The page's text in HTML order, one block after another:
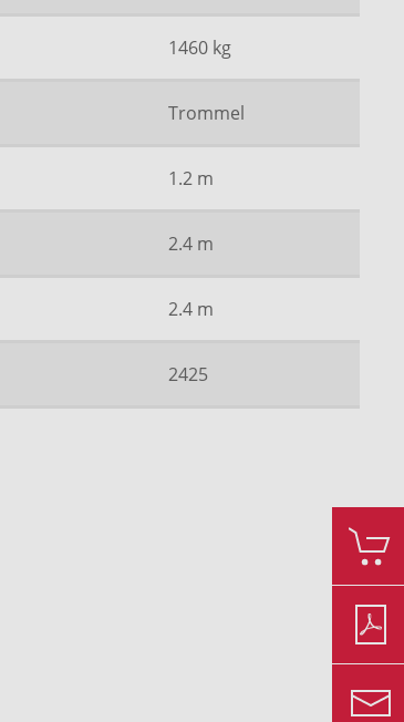
1460 kg
Trommel
1.2 m
2.4 m
2.4 m
2425